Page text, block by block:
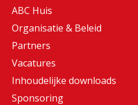
ABC Huis
Organisatie & Beleid
Partners
Vacatures
Inhoudelijke downloads
Sponsoring